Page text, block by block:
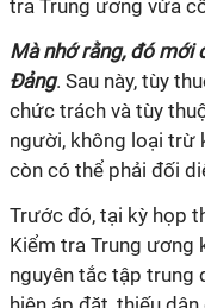
tra Trung ương vừa
Mà nhớ rằng, đó mới
Đảng. Sau này, tùy
chức trách và tùy
người, không loại trừ
còn có thể phải đối
Trước đó, tại kỳ họp
Kiểm tra Trung ương
nguyên tắc tập trung